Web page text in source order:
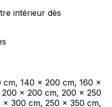
intérieur dès
cm, 140 x 200 cm, 160 x
x 200 cm, 200 x 250
300 cm, 250 x 350 cm,